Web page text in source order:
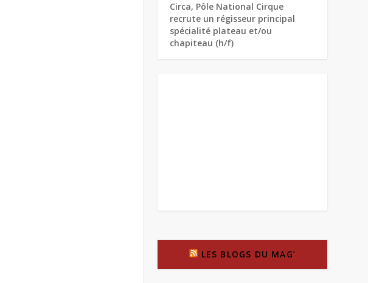
Circa, Pôle National Cirque
recrute un régisseur principal
spécialité plateau et/ou
chapiteau (h/f)
LES BLOGS DU MAG’